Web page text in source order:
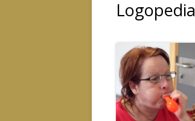
Logopedia